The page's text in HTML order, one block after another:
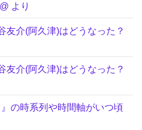
より
友介(阿久津)はどうなった？
友介(阿久津)はどうなった？
の時系列や時間軸がいつ頃